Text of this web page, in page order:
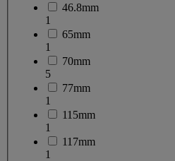
46.8mm
1
65mm
1
70mm
5
77mm
1
115mm
1
117mm
1